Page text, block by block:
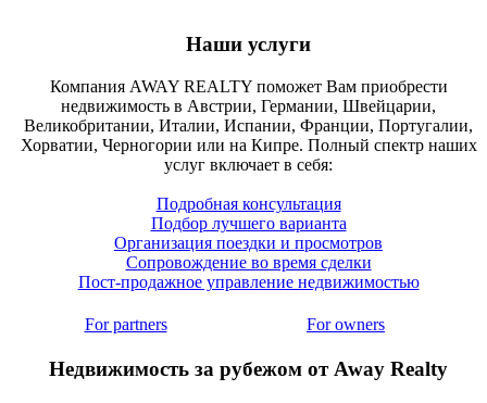
Наши услуги
Компания AWAY REALTY поможет Вам приобрести
недвижимость в Австрии, Германии, Швейцарии,
Великобритании, Италии, Испании, Франции, Португалии,
Хорватии, Черногории или на Кипре. Полный спектр наших
услуг включает в себя:
Подробная консультация
Подбор лучшего варианта
Организация поездки и просмотров
Сопровождение во время сделки
Пост-продажное управление недвижимостью
For partners For owners
Недвижимость за рубежом от Away Realty